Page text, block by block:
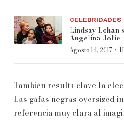
CELEBRIDADES
Lindsay Lohan
Angelina Jolie
Agosto 14, 2017 ·
También resulta clave la
Las gafas negras oversized
referencia muy clara al